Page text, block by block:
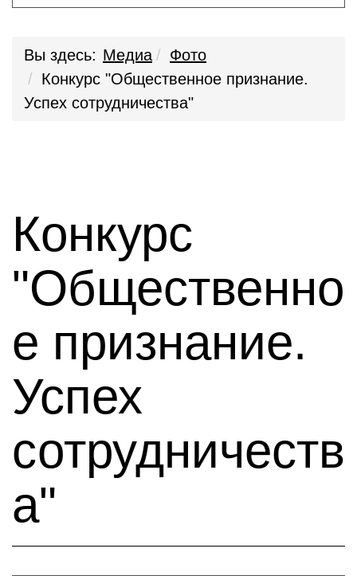
Вы здесь: Медиа
Фото
Конкурс "Общественное признание.
Успех сотрудничества"
Конкурс
"Общественно
е признание.
Успех
сотрудничеств
а"